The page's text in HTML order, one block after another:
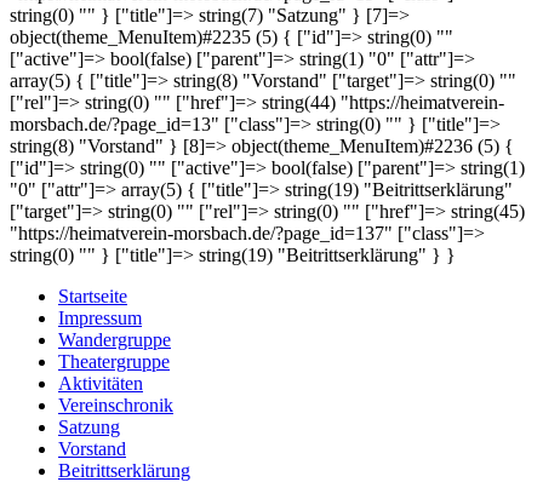
string(0) "" } ["title"]=> string(7) "Satzung" } [7]=>
object(theme_MenuItem)#2235 (5) { ["id"]=> string(0) ""
["active"]=> bool(false) ["parent"]=> string(1) "0" ["attr"]=>
array(5) { ["title"]=> string(8) "Vorstand" ["target"]=> string(0) ""
["rel"]=> string(0) "" ["href"]=> string(44) "https://heimatverein-
morsbach.de/?page_id=13" ["class"]=> string(0) "" } ["title"]=>
string(8) "Vorstand" } [8]=> object(theme_MenuItem)#2236 (5) {
["id"]=> string(0) "" ["active"]=> bool(false) ["parent"]=> string(1)
"0" ["attr"]=> array(5) { ["title"]=> string(19) "Beitrittserklärung"
["target"]=> string(0) "" ["rel"]=> string(0) "" ["href"]=> string(45)
"https://heimatverein-morsbach.de/?page_id=137" ["class"]=>
string(0) "" } ["title"]=> string(19) "Beitrittserklärung" } }
Startseite
Impressum
Wandergruppe
Theatergruppe
Aktivitäten
Vereinschronik
Satzung
Vorstand
Beitrittserklärung